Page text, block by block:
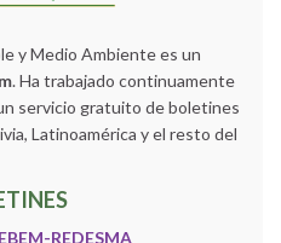
y Medio Ambiente es un
. Ha trabajado continuamente
servicio gratuito de boletines
Latinoamérica y el resto del
REDESMA